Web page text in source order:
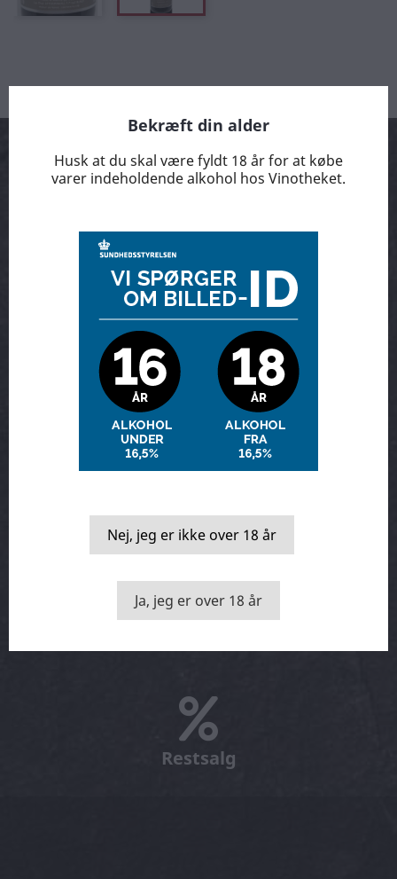
Smage kasser
Månedens vin
Restsalg
Bekræft din alder
Husk at du skal være fyldt 18 år for at købe
varer indeholdende alkohol hos Vinotheket.
Nej, jeg er ikke over 18 år
Ja, jeg er over 18 år